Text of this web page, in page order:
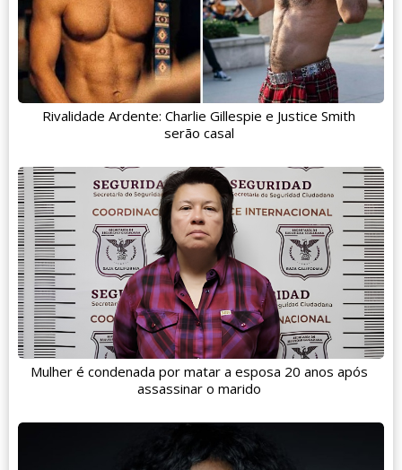
Rivalidade Ardente: Charlie Gillespie e Justice Smith
serão casal
Mulher é condenada por matar a esposa 20 anos após
assassinar o marido